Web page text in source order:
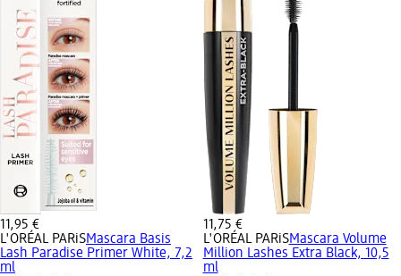
11,95 €
L'ORÉAL PARiSMascara Basis
Lash Paradise Primer White, 7,2
ml
11,75 €
L'ORÉAL PARiSMascara Volume
Million Lashes Extra Black, 10,5
ml